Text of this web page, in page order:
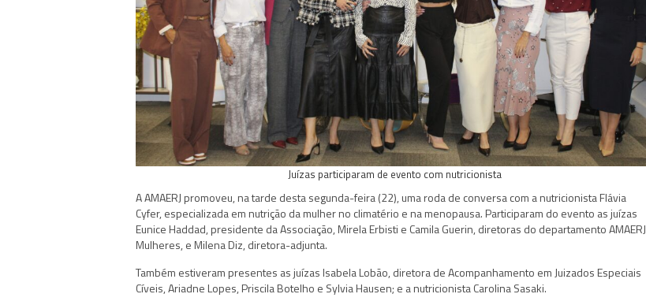
Juízas participaram de evento com nutricionista
A AMAERJ promoveu, na tarde desta segunda-feira (22), uma roda de conversa com a nutricionista Flávia
Cyfer, especializada em nutrição da mulher no climatério e na menopausa. Participaram do evento as juízas
Eunice Haddad, presidente da Associação, Mirela Erbisti e Camila Guerin, diretoras do departamento AMAERJ
Mulheres, e Milena Diz, diretora-adjunta.
Também estiveram presentes as juízas Isabela Lobão, diretora de Acompanhamento em Juizados Especiais
Cíveis, Ariadne Lopes, Priscila Botelho e Sylvia Hausen; e a nutricionista Carolina Sasaki.